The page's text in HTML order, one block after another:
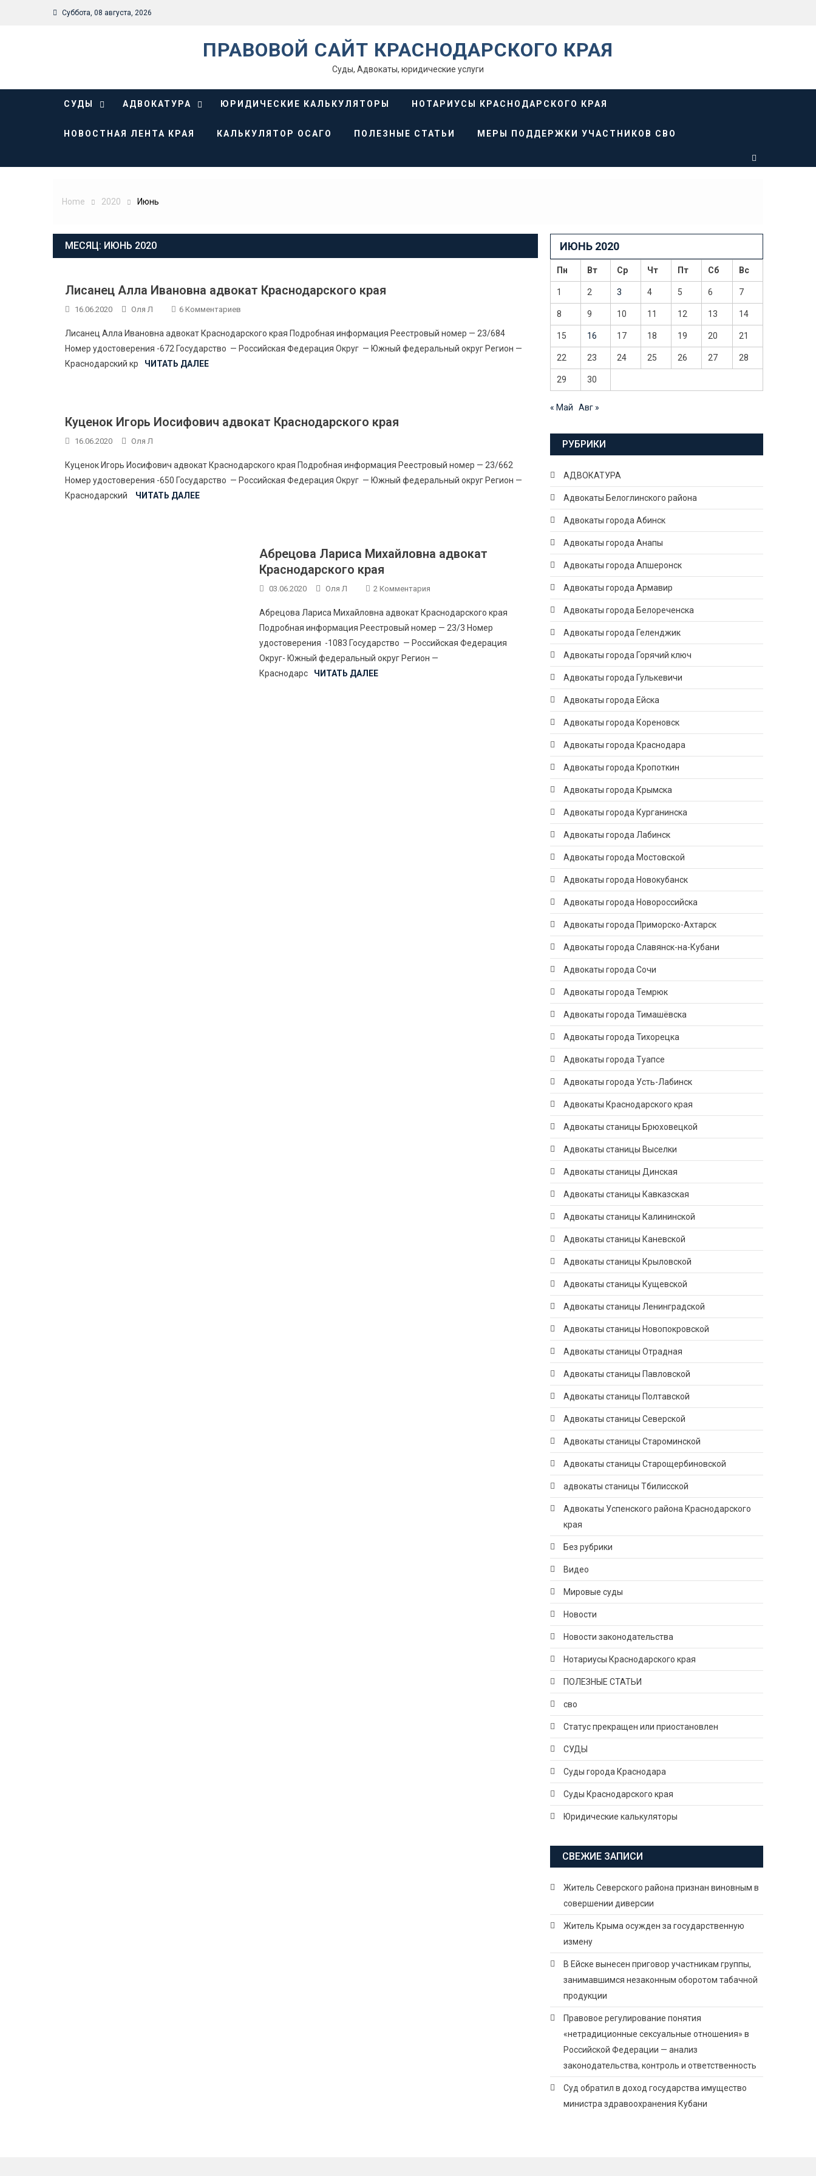
Суббота, 08 августа, 2026
ПРАВОВОЙ САЙТ КРАСНОДАРСКОГО КРАЯ
Суды, Адвокаты, юридические услуги
СУДЫ АДВОКАТУРА ЮРИДИЧЕСКИЕ КАЛЬКУЛЯТОРЫ НОТАРИУСЫ КРАСНОДАРСКОГО КРАЯ
НОВОСТНАЯ ЛЕНТА КРАЯ КАЛЬКУЛЯТОР ОСАГО ПОЛЕЗНЫЕ СТАТЬИ МЕРЫ ПОДДЕРЖКИ УЧАСТНИКОВ СВО
Home 2020 Июнь
МЕСЯЦ: ИЮНЬ 2020
Лисанец Алла Ивановна адвокат Краснодарского края
16.06.2020 Оля Л 6 Комментариев
Лисанец
Алла
Лисанец Алла Ивановна адвокат Краснодарского края Подробная информация Реестровый номер — 23/684
Номер удостоверения -672 Государство — Российская Федерация Округ — Южный федеральный округ Регион —
Краснодарский кр
ЧИТАТЬ ДАЛЕЕ
Куценок Игорь Иосифович адвокат Краснодарского края
16.06.2020 Оля Л
Куценок Игорь Иосифович адвокат Краснодарского края Подробная информация Реестровый номер — 23/662
Номер удостоверения -650 Государство — Российская Федерация Округ — Южный федеральный округ Регион —
Краснодарский
ЧИТАТЬ ДАЛЕЕ
Абрецова Лариса Михайловна адвокат
Краснодарского края
03.06.2020 Оля Л 2 КомментарияК
Абрецова
Лариса
Михайловна
Адвокат
Абрецова Лариса Михайловна адвокат Краснодарского края
Подробная информация Реестровый номер — 23/3 Номер
удостоверения -1083 Государство — Российская Федерация
Округ- Южный федеральный округ Регион —
Краснодарс
ЧИТАТЬ ДАЛЕЕ
ИЮНЬ 2020
Пн Вт Ср Чт Пт Сб Вс
1 2 3 4 5 6 7
8 9 10 11 12 13 14
15 16 17 18 19 20 21
22 23 24 25 26 27 28
29 30
« Май Авг »
РУБРИКИ
АДВОКАТУРА
Адвокаты Белоглинского района
Адвокаты города Абинск
Адвокаты города Анапы
Адвокаты города Апшеронск
Адвокаты города Армавир
Адвокаты города Белореченска
Адвокаты города Геленджик
Адвокаты города Горячий ключ
Адвокаты города Гулькевичи
Адвокаты города Ейска
Адвокаты города Кореновск
Адвокаты города Краснодара
Адвокаты города Кропоткин
Адвокаты города Крымска
Адвокаты города Курганинска
Адвокаты города Лабинск
Адвокаты города Мостовской
Адвокаты города Новокубанск
Адвокаты города Новороссийска
Адвокаты города Приморско-Ахтарск
Адвокаты города Славянск-на-Кубани
Адвокаты города Сочи
Адвокаты города Темрюк
Адвокаты города Тимашёвска
Адвокаты города Тихорецка
Адвокаты города Туапсе
Адвокаты города Усть-Лабинск
Адвокаты Краснодарского края
Адвокаты станицы Брюховецкой
Адвокаты станицы Выселки
Адвокаты станицы Динская
Адвокаты станицы Кавказская
Адвокаты станицы Калининской
Адвокаты станицы Каневской
Адвокаты станицы Крыловской
Адвокаты станицы Кущевской
Адвокаты станицы Ленинградской
Адвокаты станицы Новопокровской
Адвокаты станицы Отрадная
Адвокаты станицы Павловской
Адвокаты станицы Полтавской
Адвокаты станицы Северской
Адвокаты станицы Староминской
Адвокаты станицы Старощербиновской
адвокаты станицы Тбилисской
Адвокаты Успенского района Краснодарского
края
Без рубрики
Видео
Мировые суды
Новости
Новости законодательства
Нотариусы Краснодарского края
ПОЛЕЗНЫЕ СТАТЬИ
сво
Статус прекращен или приостановлен
СУДЫ
Суды города Краснодара
Суды Краснодарского края
Юридические калькуляторы
СВЕЖИЕ ЗАПИСИ
Житель Северского района признан виновным в
совершении диверсии
Житель Крыма осужден за государственную
измену
В Ейске вынесен приговор участникам группы,
занимавшимся незаконным оборотом табачной
продукции
Правовое регулирование понятия
«нетрадиционные сексуальные отношения» в
Российской Федерации — анализ
законодательства, контроль и ответственность
Суд обратил в доход государства имущество
министра здравоохранения Кубани